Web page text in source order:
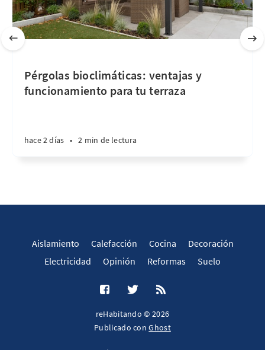
Pérgolas bioclimáticas: ventajas y
funcionamiento para tu terraza
hace 2 días • 2 min de lectura
Aislamiento Calefacción Cocina
Decoración
Electricidad
Opinión Reformas Suelo
reHabitando © 2026
Publicado conGhost